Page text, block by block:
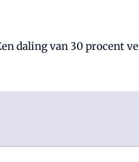
daling van 30 procent